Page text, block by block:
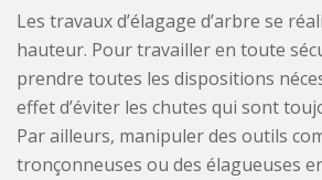
Les travaux d’élagage d’arbre se
hauteur. Pour travailler en toute
prendre toutes les dispositions
effet d’éviter les chutes qui sont
Par ailleurs, manipuler des outils
tronçonneuses ou des élagueuses